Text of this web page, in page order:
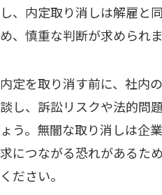
し、内定取り消しは解雇と
め、慎重な判断が求められま
内定を取り消す前に、社内
談し、訴訟リスクや法的問
ょう。無闇な取り消しは企
求につながる恐れがあるた
ください。